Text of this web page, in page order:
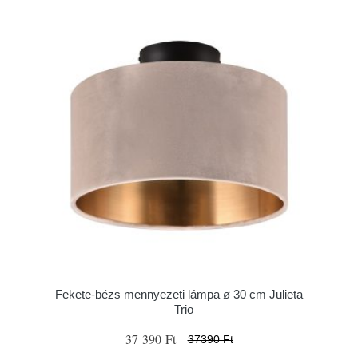
Fekete-bézs mennyezeti lámpa ø 30 cm Julieta
– Trio
37 390 Ft 37390 Ft